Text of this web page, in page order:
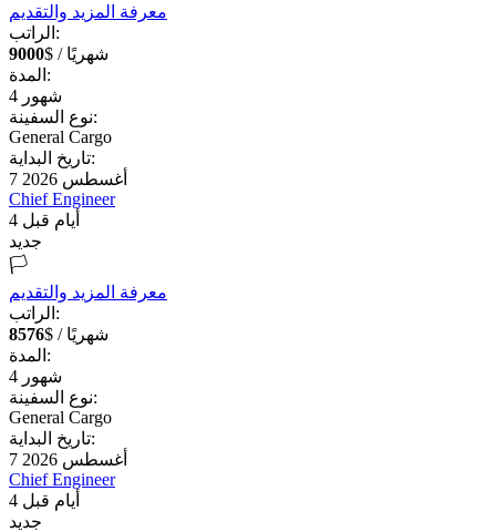
معرفة المزيد والتقديم
الراتب:
9000
$ / شهريًا
المدة:
4 شهور
نوع السفينة:
General Cargo
تاريخ البداية:
7 أغسطس 2026
Chief Engineer
4 أيام قبل
جديد
🏳️
معرفة المزيد والتقديم
الراتب:
8576
$ / شهريًا
المدة:
4 شهور
نوع السفينة:
General Cargo
تاريخ البداية:
7 أغسطس 2026
Chief Engineer
4 أيام قبل
جديد